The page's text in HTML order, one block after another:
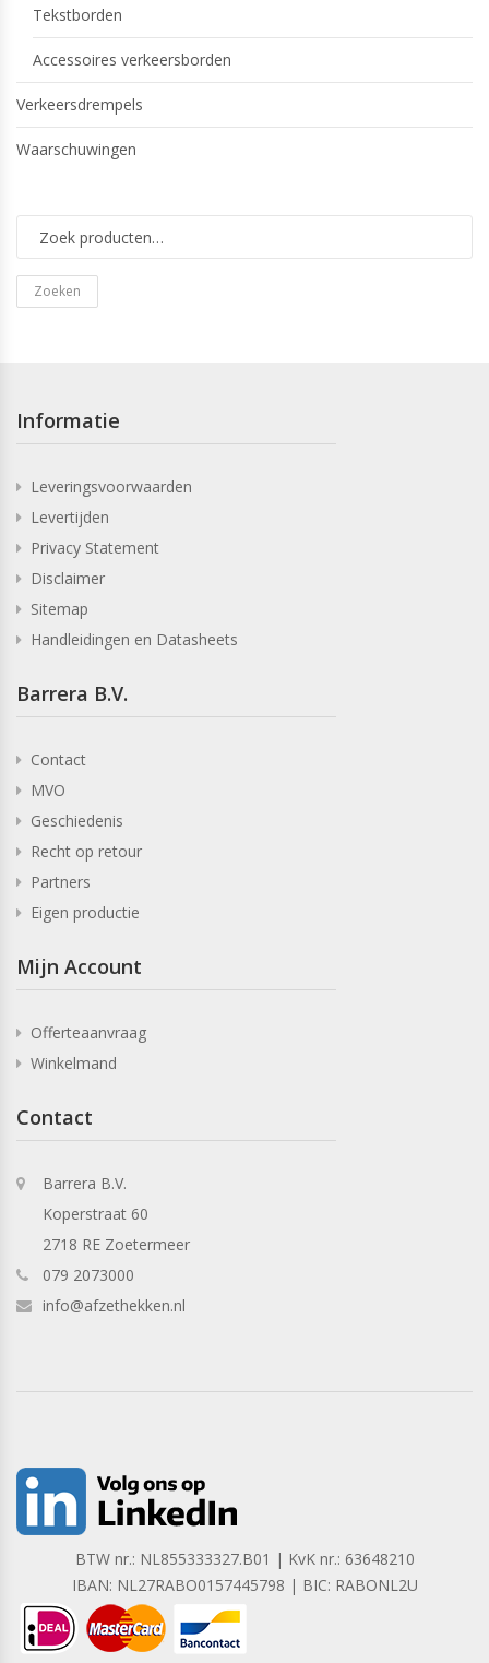
Tekstborden
Accessoires verkeersborden
Verkeersdrempels
Waarschuwingen
Zoeken
Informatie
Leveringsvoorwaarden
Levertijden
Privacy Statement
Disclaimer
Sitemap
Handleidingen en Datasheets
Barrera B.V.
Contact
MVO
Geschiedenis
Recht op retour
Partners
Eigen productie
Mijn Account
Offerteaanvraag
Winkelmand
Contact
Barrera B.V.
Koperstraat 60
2718 RE Zoetermeer
079 2073000
info@afzethekken.nl
BTW nr.: NL855333327.B01 | KvK nr.: 63648210
IBAN: NL27RABO0157445798 | BIC: RABONL2U